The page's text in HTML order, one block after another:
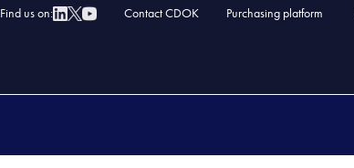
Find us on: Contact CDOK Purchasing platform